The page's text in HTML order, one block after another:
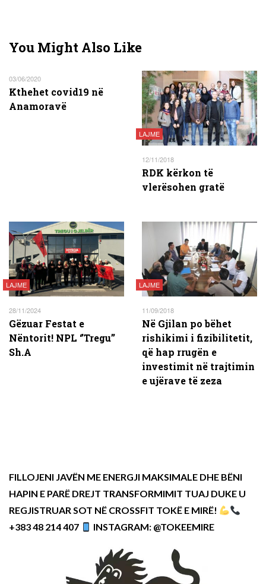
You Might Also Like
03/06/2020
Kthehet covid19 në
Anamoravë
LAJME
12/11/2018
RDK kërkon të
vlerësohen gratë
LAJME
28/11/2024
Gëzuar Festat e
Nëntorit! NPL ‘’Tregu’’
Sh.A
LAJME
11/09/2018
Në Gjilan po bëhet
rishikimi i fizibilitetit,
që hap rrugën e
investimit në trajtimin
e ujërave të zeza
FILLOJENI JAVËN ME ENERGJI MAKSIMALE DHE BËNI
HAPIN E PARË DREJT TRANSFORMIMIT TUAJ DUKE U
REGJISTRUAR SOT NË CROSSFIT TOKË E MIRË!
+383 48 214 407
INSTAGRAM: @TOKEEMIRE